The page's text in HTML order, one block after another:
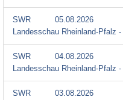
SWR
05.08.2026
Landesschau Rheinland-Pfalz -
SWR
04.08.2026
Landesschau Rheinland-Pfalz -
SWR
03.08.2026